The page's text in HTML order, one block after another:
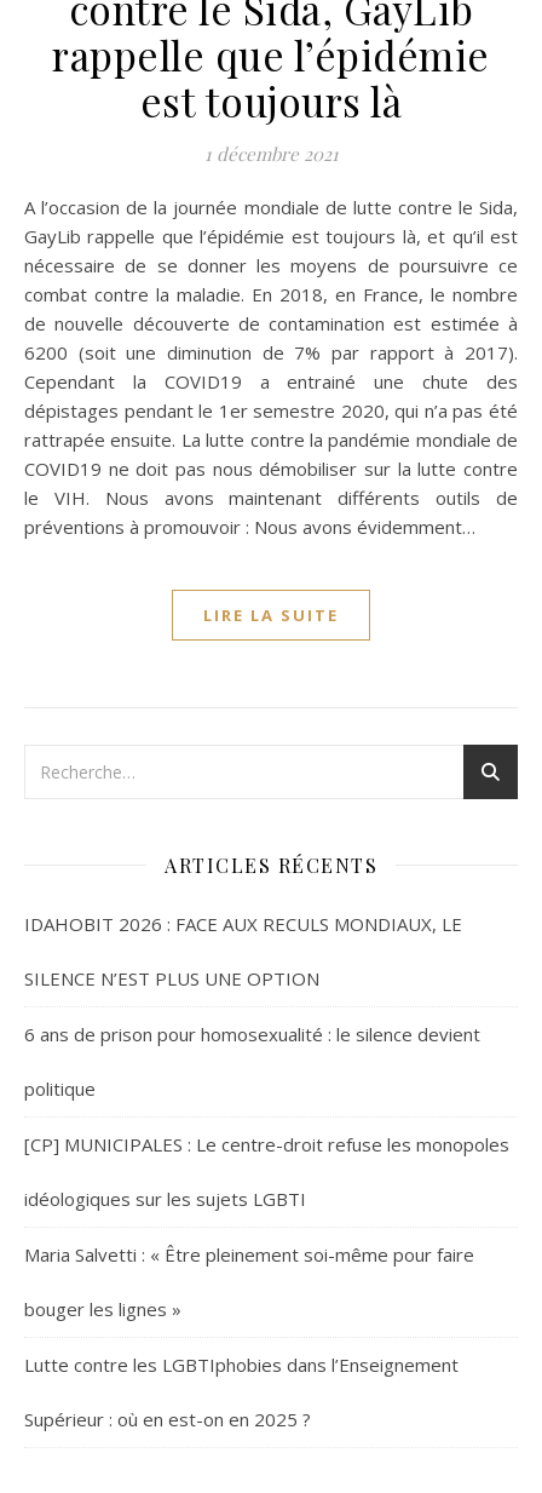
rappelle que l’épidémie
est toujours là
1 décembre 2021
A l’occasion de la journée mondiale de lutte contre le Sida,
GayLib rappelle que l’épidémie est toujours là, et qu’il est
nécessaire de se donner les moyens de poursuivre ce
combat contre la maladie. En 2018, en France, le nombre
de nouvelle découverte de contamination est estimée à
6200 (soit une diminution de 7% par rapport à 2017).
Cependant la COVID19 a entrainé une chute des
dépistages pendant le 1er semestre 2020, qui n’a pas été
rattrapée ensuite. La lutte contre la pandémie mondiale de
COVID19 ne doit pas nous démobiliser sur la lutte contre
le VIH. Nous avons maintenant différents outils de
préventions à promouvoir : Nous avons évidemment…
LIRE LA SUITE
ARTICLES RÉCENTS
IDAHOBIT 2026 : FACE AUX RECULS MONDIAUX, LE
SILENCE N’EST PLUS UNE OPTION
6 ans de prison pour homosexualité : le silence devient
politique
[CP] MUNICIPALES : Le centre-droit refuse les monopoles
idéologiques sur les sujets LGBTI
Maria Salvetti : « Être pleinement soi-même pour faire
bouger les lignes »
Lutte contre les LGBTIphobies dans l’Enseignement
Supérieur : où en est-on en 2025 ?